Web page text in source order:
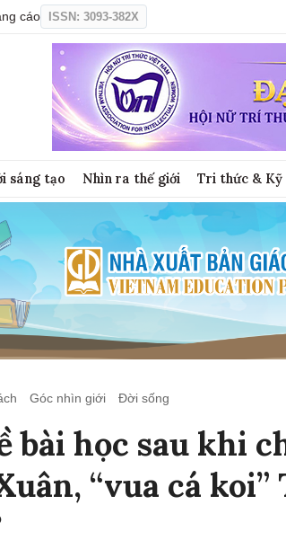
cáo ISSN: 3093-382X
sáng tạo Nhìn ra thế giới Tri thức & Kỹ
Góc nhìn giới Đời sống
bài học sau khi
“vua cá koi”